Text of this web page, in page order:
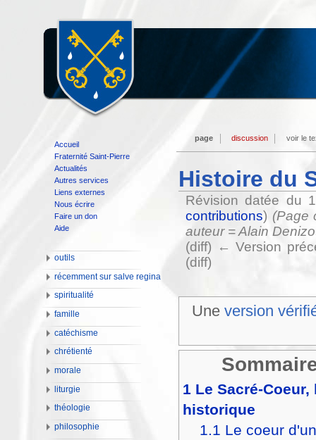
Histoire du
Révision datée du
contributions) (Page
auteur = Alain
(diff) ← Version
(diff)
Uneversion
1 Le Sacré-
historique
1.1 Le coeur
page discussion voir le
Accueil
Fraternité Saint-Pierre
Actualités
Autres services
Liens externes
Nous écrire
Faire un don
Aide
outils
récemment sur salve regina
spiritualité
famille
catéchisme
chrétienté
morale
liturgie
théologie
philosophie